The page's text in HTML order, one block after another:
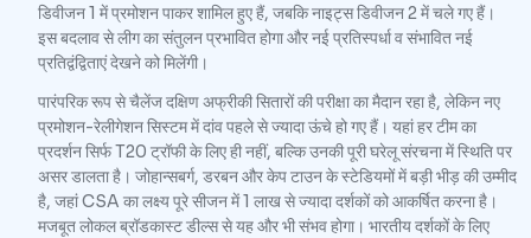
डिवीजन 1 में प्रमोशन पाकर शामिल हुए हैं, जबकि नाइट्स डिवीजन 2 में चले गए हैं।
इस बदलाव से लीग का संतुलन प्रभावित होगा और नई प्रतिस्पर्धा व संभावित नई
प्रतिद्वंद्विताएं देखने को मिलेंगी।
पारंपरिक रूप से चैलेंज दक्षिण अफ्रीकी सितारों की परीक्षा का मैदान रहा है, लेकिन नए
प्रमोशन-रेलीगेशन सिस्टम में दांव पहले से ज्यादा ऊंचे हो गए हैं। यहां हर टीम का
प्रदर्शन सिर्फ T20 ट्रॉफी के लिए ही नहीं, बल्कि उनकी पूरी घरेलू संरचना में स्थिति पर
असर डालता है। जोहान्सबर्ग, डरबन और केप टाउन के स्टेडियमों में बड़ी भीड़ की उम्मीद
है, जहां CSA का लक्ष्य पूरे सीजन में 1 लाख से ज्यादा दर्शकों को आकर्षित करना है।
मजबूत लोकल ब्रॉडकास्ट डील्स से यह और भी संभव होगा। भारतीय दर्शकों के लिए